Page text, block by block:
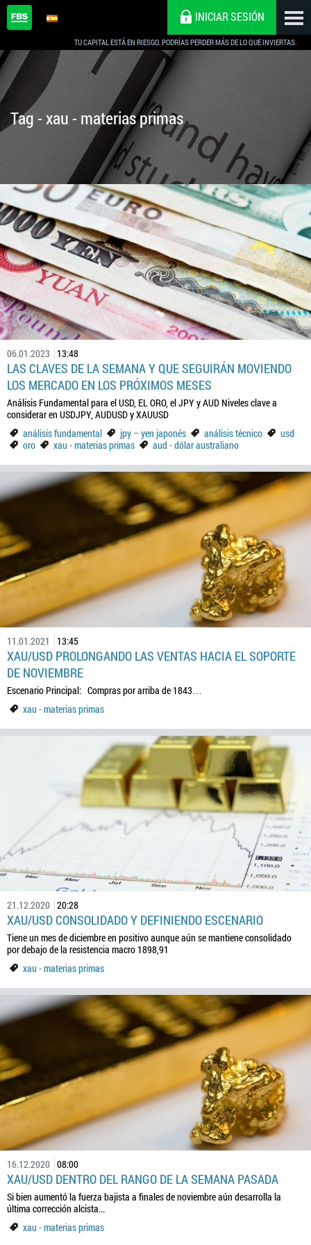
TU CAPITAL ESTÁ EN RIESGO. PODRÍAS PERDER MÁS DE LO QUE INVIERTAS.
INICIAR SESIÓN
Tag - xau - materias primas
06.01.2023 13:48
LAS CLAVES DE LA SEMANA Y QUE SEGUIRÁN MOVIENDO
LOS MERCADO EN LOS PRÓXIMOS MESES
Análisis Fundamental para el USD, EL ORO, el JPY y AUD Niveles clave a
considerar en USDJPY, AUDUSD y XAUUSD
análisis fundamental
jpy – yen japonés análisis técnico
usd
oro
xau - materias primas aud - dólar australiano
11.01.2021 13:45
XAU/USD PROLONGANDO LAS VENTAS HACIA EL SOPORTE
DE NOVIEMBRE
Escenario Principal: Compras por arriba de 1843…
xau - materias primas
21.12.2020 20:28
XAU/USD CONSOLIDADO Y DEFINIENDO ESCENARIO
Tiene un mes de diciembre en positivo aunque aún se mantiene consolidado
por debajo de la resistencia macro 1898,91
xau - materias primas
16.12.2020 08:00
XAU/USD DENTRO DEL RANGO DE LA SEMANA PASADA
Si bien aumentó la fuerza bajista a finales de noviembre aún desarrolla la
última corrección alcista...
xau - materias primas